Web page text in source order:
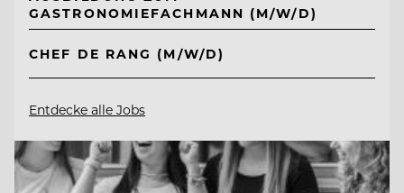
GASTRONOMIEFACHMANN (M/W/D)
CHEF DE RANG (M/W/D)
Entdecke alle Jobs